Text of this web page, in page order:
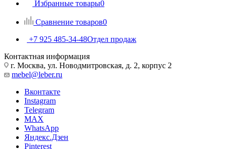
Избранные товары0
Сравнение товаров0
+7 925 485-34-48Отдел продаж
Контактная информация
г. Москва, ул. Новодмитровская, д. 2, корпус 2
mebel@leber.ru
Вконтакте
Instagram
Telegram
MAX
WhatsApp
Яндекс.Дзен
Pinterest